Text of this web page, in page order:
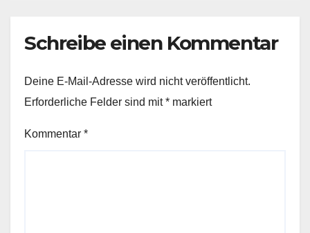
Schreibe einen Kommentar
Deine E-Mail-Adresse wird nicht veröffentlicht.
Erforderliche Felder sind mit* markiert
Kommentar *